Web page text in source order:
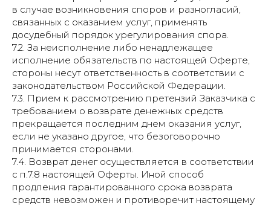
в случае возникновения споров и разногласий,
связанных с оказанием услуг, применять
досудебный порядок урегулирования спора.
7.2. За неисполнение либо ненадлежащее
исполнение обязательств по настоящей Оферте,
стороны несут ответственность в соответствии с
законодательством Российской Федерации.
7.3. Прием к рассмотрению претензий Заказчика с
требованием о возврате денежных средств
прекращается последним днем оказания услуг,
если не указано другое, что безоговорочно
принимается сторонами.
7.4. Возврат денег осуществляется в соответствии
с п.7.8 настоящей Оферты. Иной способ
продления гарантированного срока возврата
средств невозможен и противоречит настоящему